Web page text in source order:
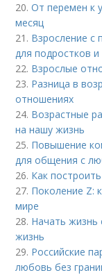
20.От перемен к
месяц
21. Взросление с
для подростков
22. Взрослые
23. Разница в
отношениях
24. Возрастные
на нашу жизнь
25. Повышение
для общения с
26. Как
27. Поколение Z:
мире
28. Начать жизнь
жизнь
29. Российские
любовь без